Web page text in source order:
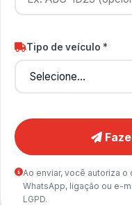
Tipo de veículo *
Ao enviar, você autoriza o
WhatsApp, ligação ou e-
LGPD.